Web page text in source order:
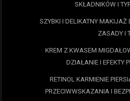
SKŁADNIKÓW I
SZYBKI I DELIKATNY MAKIJAŻ
ZASADY I
KREM Z KWASEM
DZIAŁANIE I EFEKTY
RETINOL KARMIENIE
PRZECIWWSKAZANIA I